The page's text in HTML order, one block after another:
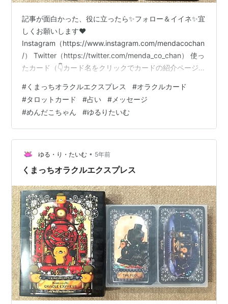
記事が面白かった、役に立ったら✨フォロー＆イイネ✨宜
しくお願いします❤
Instagram（https://www.instagram.com/mendacochan
/） Twitter（https://twitter.com/menda_co_chan） 使っ
たカード（👇カード名をクリックでカードの紹介ページに
紫、赤めんだこーずです。 記事：2021年７月メッセージ
こちらも合わせて参考にどうぞ
#くまっちオラクルエクスプレス #オラクルカード
#タロットカード #占い #メッセージ
#めんだこちゃん #ゆるりたいむ
ゆる・り・たいむ • 5年前
くまっちオラクルエクスプレス